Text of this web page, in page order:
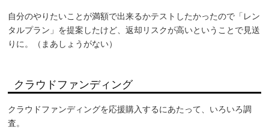
自分のやりたいことが満額で出来るかテストしたかったので「レン
タルプラン」を提案したけど、返却リスクが高いということで見送
りに。（まあしょうがない）
クラウドファンディング
クラウドファンディングを応援購入するにあたって、いろいろ調
査。